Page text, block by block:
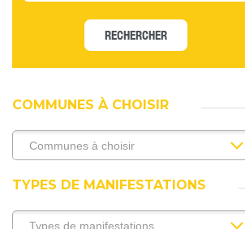
RECHERCHER
COMMUNES À CHOISIR
TYPES DE MANIFESTATIONS